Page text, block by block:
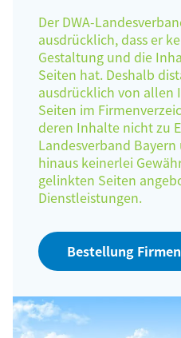
Der DWA-
ausdrücklich, dass er
Gestaltung und die
Seiten hat. Deshalb
ausdrücklich von
Seiten im
deren Inhalte nicht zu
Landesverband
hinaus keinerlei
gelinkten Seiten
Dienstleistungen.
Bestellung